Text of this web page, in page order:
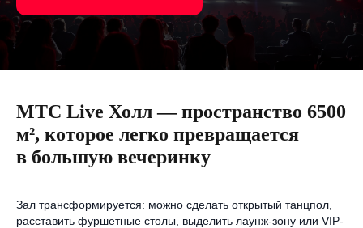
МТС Live Холл — пространство 6500
м², которое легко превращается
в большую вечеринку
Зал трансформируется: можно сделать открытый танцпол,
расставить фуршетные столы, выделить лаунж-зону или VIP-